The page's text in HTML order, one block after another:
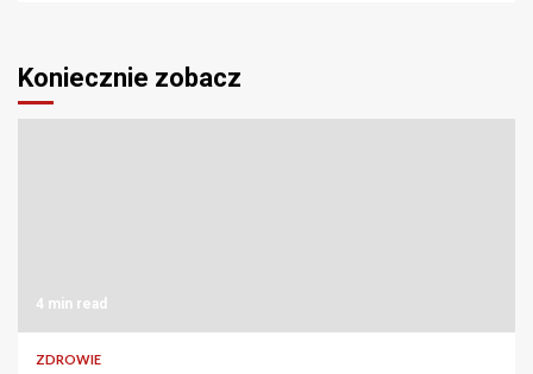
Koniecznie zobacz
4 min read
ZDROWIE